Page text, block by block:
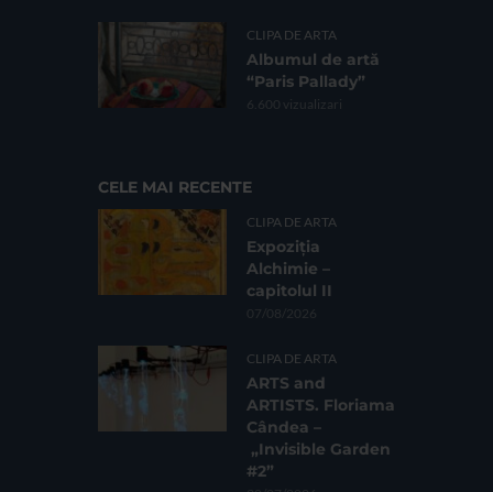
CLIPA DE ARTA
Albumul de artă
“Paris Pallady”
6.600 vizualizari
CELE MAI RECENTE
CLIPA DE ARTA
Expoziția
Alchimie –
capitolul II
07/08/2026
CLIPA DE ARTA
ARTS and
ARTISTS. Floriama
Cândea –
„Invisible Garden
#2”